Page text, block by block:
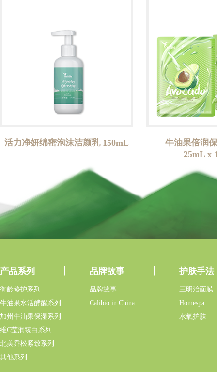
活力净妍绵密泡沫洁颜乳 150mL
牛油果倍润
25mL x
产品系列
御龄修护系列
牛油果水活酵醒系列
加州牛油果保湿系列
维C莹润臻白系列
北美乔松紧致系列
其他系列
品牌故事
品牌故事
Calibio in China
护肤手法
三明治面膜
Homespa
水氧护肤